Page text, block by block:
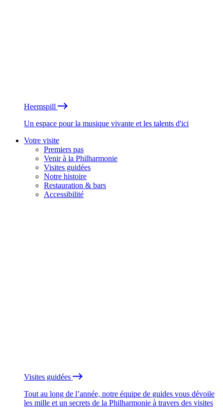
Heemspill
Un espace pour la musique vivante et les talents d'ici
Votre visite
Premiers pas
Venir à la Philharmonie
Visites guidées
Notre histoire
Restauration & bars
Accessibilité
Visites guidées
Tout au long de l’année, notre équipe de guides vous dévoile
les mille et un secrets de la Philharmonie à travers des visites